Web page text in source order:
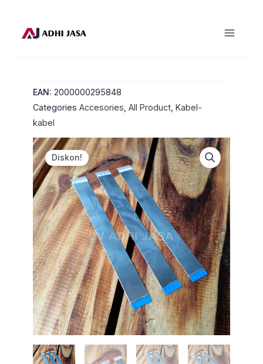
EAN: 2000000295848
Categories Accesories All Product Kabel-
kabel
Diskon!